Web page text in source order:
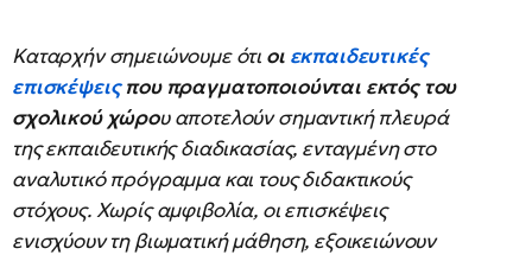
Καταρχήν σημειώνουμε ότι οι εκπαιδευτικές
επισκέψειςπου πραγματοποιούνται εκτός του
σχολικού χώρου αποτελούν σημαντική πλευρά
της εκπαιδευτικής διαδικασίας, ενταγμένη στο
αναλυτικό πρόγραμμα και τους διδακτικούς
στόχους. Χωρίς αμφιβολία, οι επισκέψεις
ενισχύουν τη βιωματική μάθηση, εξοικειώνουν